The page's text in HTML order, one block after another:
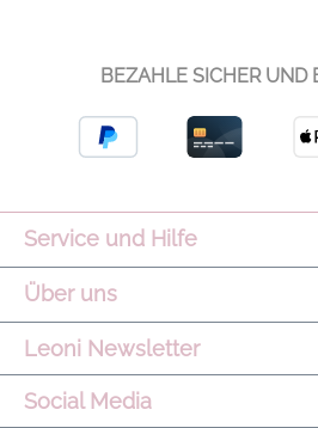
Produkteigenschaften:
feuchtigkeitsregulierend,
herausnehmbare Cups,
Polyester, 25 % Elastan
im Trockner trocknen, nicht
Farbabweichungen können
Ausleuchtung des Bildes
BEZAHLE SICHER UND
Service und Hilfe
Über uns
Leoni Newsletter
Social Media